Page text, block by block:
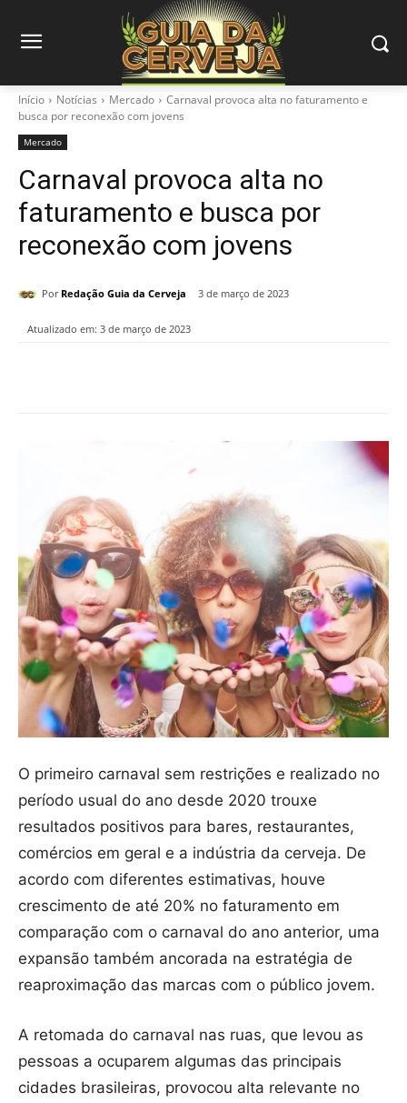
Início Notícias Mercado
Carnaval provoca alta no faturamento e
busca por reconexão com jovens
Mercado
Carnaval provoca alta no
faturamento e busca por
reconexão com jovens
Por Redação Guia da Cerveja 3 de março de 2023
Atualizado em: 3 de março de 2023
O primeiro carnaval sem restrições e realizado no
período usual do ano desde 2020 trouxe
resultados positivos para bares, restaurantes,
comércios em geral e a indústria da cerveja. De
acordo com diferentes estimativas, houve
crescimento de até 20% no faturamento em
comparação com o carnaval do ano anterior, uma
expansão também ancorada na estratégia de
reaproximação das marcas com o público jovem.
A retomada do carnaval nas ruas, que levou as
pessoas a ocuparem algumas das principais
cidades brasileiras, provocou alta relevante no